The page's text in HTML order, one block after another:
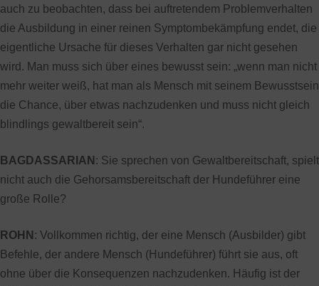
auch zu beobachten, dass bei auftretendem Problemverhalten
die Ausbildung in einer reinen Symptombekämpfung endet, die
eigentliche Ursache für dieses Verhalten gar nicht gesehen
wird. Man muss sich über eines bewusst sein: „wenn man nicht
mehr weiter weiß, hat man als Mensch mit seinem Bewusstsein
die Chance, über etwas nachzudenken und muss nicht gleich
blindlings gewaltbereit sein“.
BAGDASSARIAN : Sie sprechen von Gewaltbereitschaft, spielt
nicht auch die Gehorsamsbereitschaft der Hundeführer eine
große Rolle?
ROHN : Vollkommen richtig, der eine Mensch (Ausbilder) gibt
Befehle, der andere Mensch (Hundeführer) führt sie aus, oft
ohne über die Konsequenzen nachzudenken. Häufig ist der